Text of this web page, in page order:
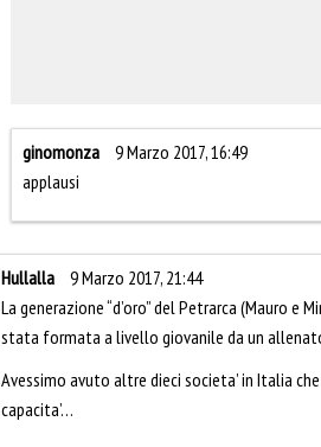
ginomonza
9 Marzo 2017, 16:49
applausi
Hullalla
9 Marzo 2017, 21:44
La generazione “d’oro” del Petrarca (Mauro e
stata formata a livello giovanile da un
Avessimo avuto altre dieci societa’ in Italia
capacita’…